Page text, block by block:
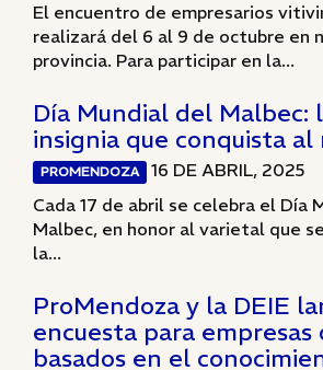
El encuentro de empresarios
realizará del 6 al 9 de octubre en
provincia. Para participar en la...
Día Mundial del Malbec:
insignia que conquista al
PROMENDOZA
16 DE ABRIL, 2025
Cada 17 de abril se celebra el Día
Malbec, en honor al varietal que
la...
ProMendoza y la DEIE
encuesta para empresas
basados en el